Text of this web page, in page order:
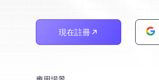
現在註冊